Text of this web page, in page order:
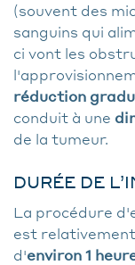
(souvent des
sanguins qui
ci vont les
réduction
conduit à une
de la tumeur.
DURÉE DE
La procédure
est
d'environ 1